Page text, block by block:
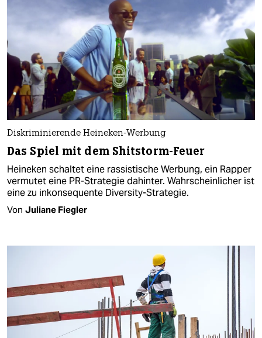
Diskriminierende Heineken-Werbung
Das Spiel mit dem Shitstorm-Feuer
Heineken schaltet eine rassistische Werbung, ein Rapper
vermutet eine PR-Strategie dahinter. Wahrscheinlicher ist
eine zu inkonsequente Diversity-Strategie.
Von Juliane Fiegler